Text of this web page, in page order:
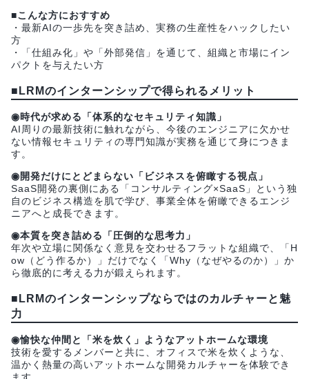
■こんな方におすすめ
・最新AIの一歩先を突き詰め、実務の生産性をハックしたい
方
・「仕組み化」や「外部発信」を通じて、組織と市場にイン
パクトを与えたい方
■LRMのインターンシップで得られるメリット
◉時代が求める「体系的なセキュリティ知識」
AI周りの最新技術に触れながら、今後のエンジニアに欠かせ
ない情報セキュリティの専門知識が実務を通じて身につきま
す。
◉開発だけにとどまらない「ビジネスを俯瞰する視点」
SaaS開発の裏側にある「コンサルティング×SaaS」という独
自のビジネス構造を肌で学び、事業全体を俯瞰できるエンジ
ニアへと成長できます。
◉本質を突き詰める「圧倒的な思考力」
年次や立場に関係なく意見を交わせるフラットな組織で、「H
ow（どう作るか）」だけでなく「Why（なぜやるのか）」か
ら徹底的に考える力が鍛えられます。
■LRMのインターンシップならではのカルチャーと魅
力
◉愉快な仲間と「米を炊く」ようなアットホームな環境
技術を愛するメンバーと共に、オフィスで米を炊くような、
温かく熱量の高いアットホームな開発カルチャーを体験でき